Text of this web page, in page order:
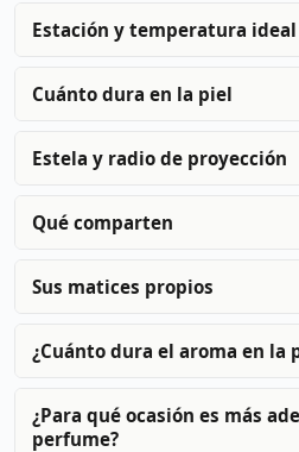
Estación y temperatura ideal
Cuánto dura en la piel
Estela y radio de proyección
Qué comparten
Sus matices propios
¿Cuánto dura el aroma en la
¿Para qué ocasión es más
perfume?